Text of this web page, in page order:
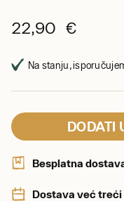
22,90 €
Na stanju,
DODATI
Besplatna
Dostava već treći